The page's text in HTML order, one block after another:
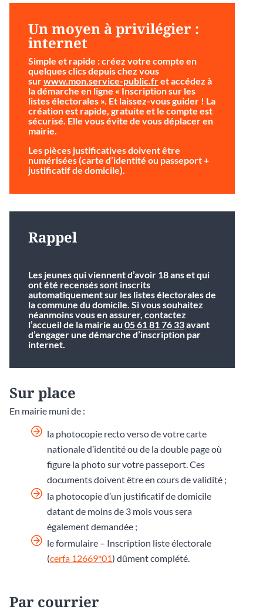
Un moyen à privilégier :
internet
Simple et rapide : créez votre compte en
quelques clics depuis chez vous
surwww.mon.service-public.fret accédez à
la démarche en ligne « Inscription sur les
listes électorales ». Et laissez-vous guider ! La
création est rapide, gratuite et le compte est
sécurisé. Elle vous évite de vous déplacer en
mairie.
Les pièces justificatives doivent être
numérisées (carte d’identité ou passeport +
justificatif de domicile).
Rappel
Les jeunes qui viennent d’avoir 18 ans et qui
ont été recensés sont inscrits
automatiquement sur les listes électorales de
la commune du domicile. Si vous souhaitez
néanmoins vous en assurer, contactez
l’accueil de la mairie au 05 61 81 76 33avant
d’engager une démarche d’inscription par
internet.
Sur place
En mairie muni de :
la photocopie recto verso de votre carte
nationale d’identité ou de la double page où
figure la photo sur votre passeport. Ces
documents doivent être en cours de validité ;
la photocopie d’un justificatif de domicile
datant de moins de 3 mois vous sera
également demandée ;
le formulaire – Inscription liste électorale
(cerfa 12669*01) dûment complété.
Par courrier